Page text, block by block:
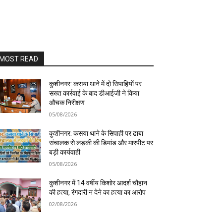
READ
कुशीनगर: कसया थाने में दो सिपाहियों पर
सख्त कार्रवाई के बाद डीआईजी ने किया
औचक निरीक्षण
05/08/2026
कुशीनगर: कसया थाने के सिपाही पर ढाबा
संचालक से लड़की की डिमांड और मारपीट पर
बड़ी कार्यवाही
05/08/2026
कुशीनगर में 14 वर्षीय किशोर आदर्श चौहान
की हत्या, रंगदारी न देने का हत्या का आरोप
02/08/2026